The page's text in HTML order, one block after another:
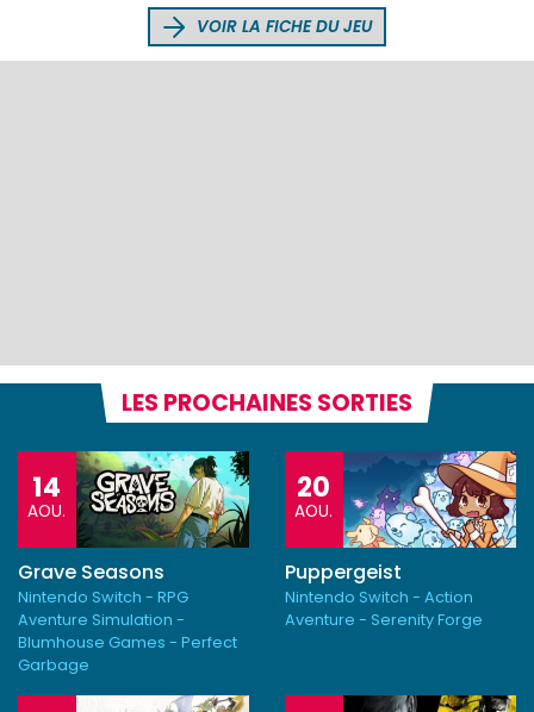
VOIR LA FICHE DU JEU
LES PROCHAINES SORTIES
14
AOU.
Grave Seasons
Nintendo Switch - RPG
Aventure Simulation -
Blumhouse Games - Perfect
Garbage
20
AOU.
Puppergeist
Nintendo Switch - Action
Aventure - Serenity Forge